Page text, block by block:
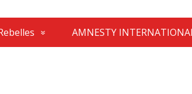
AMNESTY